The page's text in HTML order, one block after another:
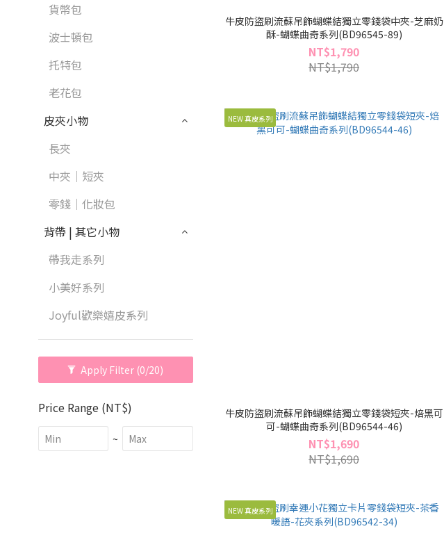
貨幣包
波士頓包
托特包
老花包
皮夾小物
長夾
中夾｜短夾
零錢｜化妝包
背帶 | 其它小物
帶我走系列
小美好系列
Joyful歡樂嬉皮系列
Apply Filter (0/20)
Price Range (NT$)
~
牛皮防盜刷流蘇吊飾蝴蝶結獨立零錢袋中夾-芝麻奶
酥-蝴蝶曲奇系列(BD96545-89)
NT$1,790
NT$1,790
NEW 真皮系列
牛皮防盜刷流蘇吊飾蝴蝶結獨立零錢袋短夾-焙黑可
可-蝴蝶曲奇系列(BD96544-46)
NT$1,690
NT$1,690
NEW 真皮系列